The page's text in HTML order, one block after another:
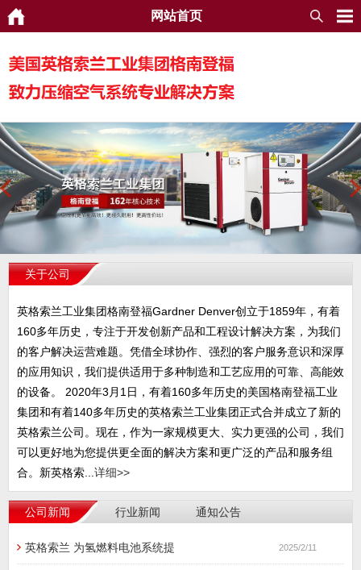
网站首页
关于公司
英格索兰工业集团格南登福Gardner Denver创立于1859年，有着
160多年历史，专注于开发创新产品和工程设计解决方案，为我们
的客户解决运营难题。凭借全球协作、强烈的客户服务意识和深厚
的应用知识，我们提供适用于多种制造和工艺应用的可靠、高能效
的设备。 2020年3月1日，有着160多年历史的美国格南登福工业
集团和有着140多年历史的英格索兰工业集团正式合并成立了新的
英格索兰公司。现在，作为一家规模更大、实力更强的公司，我们
可以更好地为您提供更全面的解决方案和更广泛的产品和服务组
合。新英格索...详细>>
公司新闻 行业新闻 通知公告
英格索兰 为氢燃料电池系统提 2025/2/11